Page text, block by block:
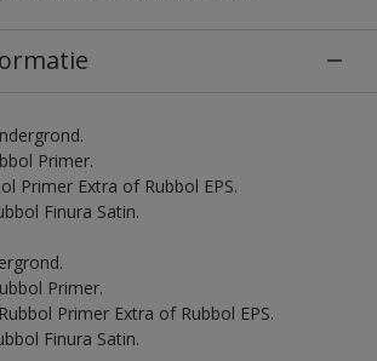
Primer.
Primer Extra of Rubbol EPS.
Finura Satin.
Primer.
Primer Extra of Rubbol EPS.
Finura Satin.